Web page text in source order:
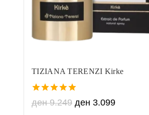
TIZIANA TERENZI Kirke
5.00
out of 5
ден9.249 ден 3.099